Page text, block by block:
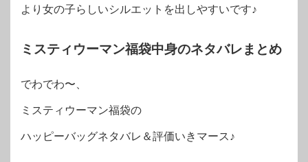
より女の子らしいシルエットを出しやすいです♪
ミスティウーマン福袋中身のネタバレまとめ
でわでわ〜、
ミスティウーマン福袋の
ハッピーバッグネタバレ＆評価いきマース♪